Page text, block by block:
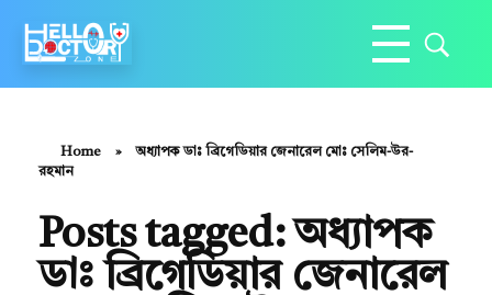
Home »
অধ্যাপক ডাঃ ব্রিগেডিয়ার জেনারেল মোঃ সেলিম-উর-
রহমান
Posts tagged: অধ্যাপক
ডাঃ ব্রিগেডিয়ার জেনারেল